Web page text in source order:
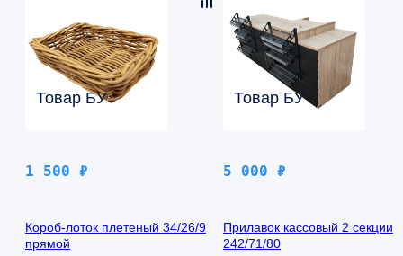
Товар БУ
1 500 ₽
Короб-лоток плетеный 34/26/9
прямой
Товар БУ
5 000 ₽
Прилавок кассовый 2 секции
242/71/80